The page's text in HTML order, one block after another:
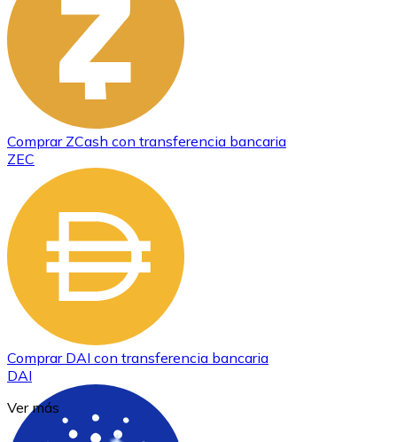
Comprar ZCash con transferencia bancaria
ZEC
Comprar DAI con transferencia bancaria
DAI
Ver más